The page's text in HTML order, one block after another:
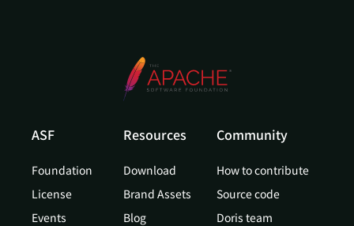
ASF
Foundation
License
Events
Resources
Download
Brand Assets
Blog
Community
How to contribute
Source code
Doris team